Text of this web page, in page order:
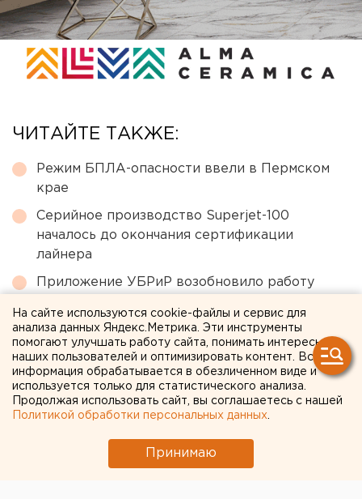
ЧИТАЙТЕ ТАКЖЕ:
Режим БПЛА-опасности ввели в Пермском
крае
Серийное производство Superjet-100
началось до окончания сертификации
лайнера
Приложение УБРиР возобновило работу
Ракетную опасность объявили в
Свердловской области
ВСУ атаковали склад Wildberries в
Ленинградской области
28 АПРЕЛЯ 2020 В 14:04
На сайте используются cookie-файлы и сервис для
анализа данных Яндекс.Метрика. Эти инструменты
помогают улучшать работу сайта, понимать интересы
наших пользователей и оптимизировать контент. Вся
информация обрабатывается в обезличенном виде и
используется только для статистического анализа.
Продолжая использовать сайт, вы соглашаетесь с нашей
Политикой обработки персональных данных
Принимаю